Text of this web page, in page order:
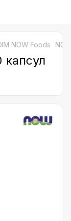
NOW Foods
капсул